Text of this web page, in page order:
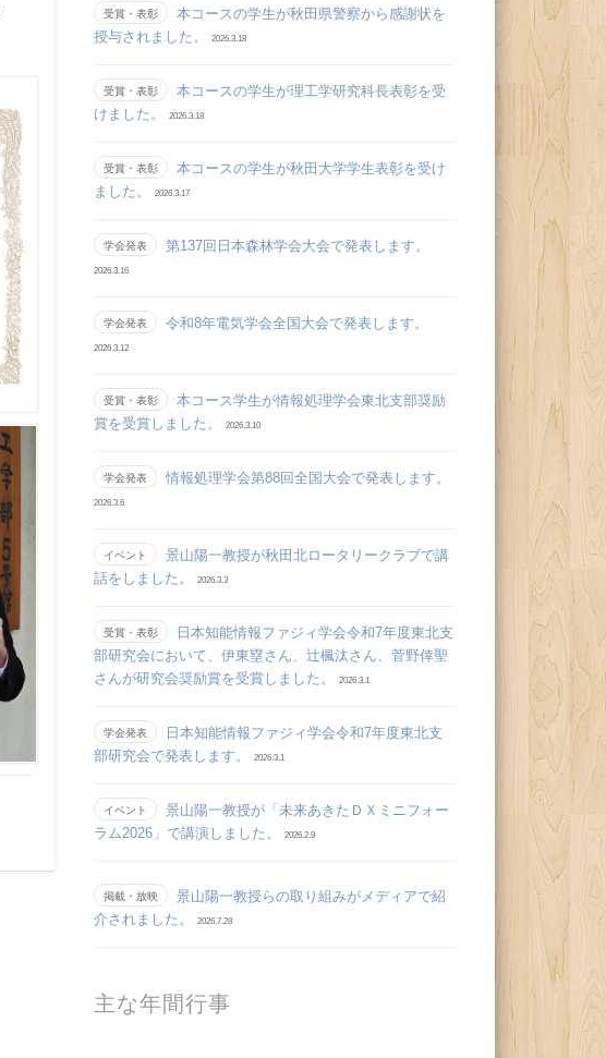
受賞・表彰
本コースの学生が秋田県警察から感謝状を
授与されました。
2026.3.18
受賞・表彰
本コースの学生が理工学研究科長表彰を受
けました。
2026.3.18
受賞・表彰
本コースの学生が秋田大学学生表彰を受け
ました。
2026.3.17
学会発表 第137回日本森林学会大会で発表します。
2026.3.16
学会発表 令和8年電気学会全国大会で発表します。
2026.3.12
受賞・表彰
本コース学生が情報処理学会東北支部奨励
賞を受賞しました。
2026.3.10
学会発表 情報処理学会第88回全国大会で発表します。
2026.3.6
イベント
景山陽一教授が秋田北ロータリークラブで講
話をしました。
2026.3.3
受賞・表彰
日本知能情報ファジィ学会令和7年度東北支
部研究会において、伊東塁さん、辻󠄀楓汰さん、菅野倖聖
さんが研究会奨励賞を受賞しました。
2026.3.1
学会発表
日本知能情報ファジィ学会令和7年度東北支
部研究会で発表します。
2026.3.1
イベント
景山陽一教授が「未来あきたＤＸミニフォー
ラム2026」で講演しました。
2026.2.9
掲載・放映
景山陽一教授らの取り組みがメディアで紹
介されました。
2026.7.28
主な年間行事